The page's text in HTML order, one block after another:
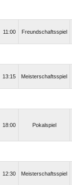
11:00 Freundschaftsspiel
13:15 Meisterschaftsspiel
18:00 Pokalspiel
12:30 Meisterschaftsspiel